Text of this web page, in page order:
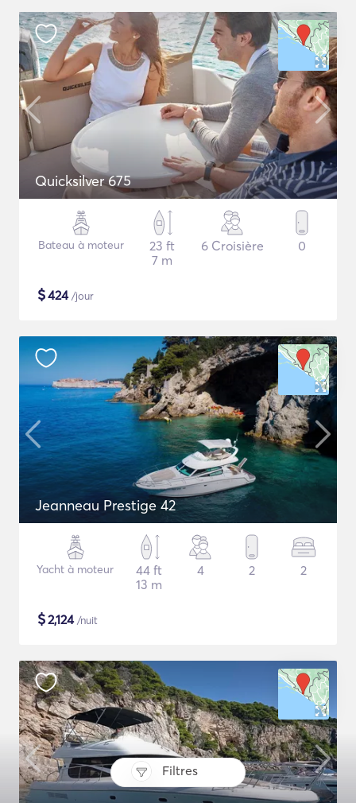
Filtres
Quicksilver 675
Bateau à moteur
23 ft
7 m
6 Croisière 0
$424/jour
Jeanneau Prestige 42
Yacht à moteur
44 ft
13 m
4 2 2
$2,124/nuit